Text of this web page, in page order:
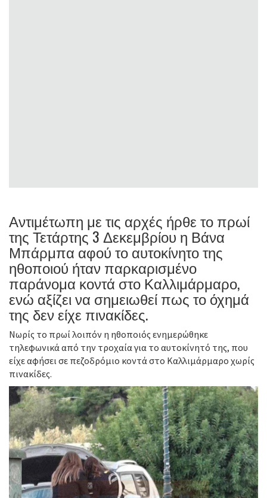
Αντιμέτωπη με τις αρχές ήρθε το πρωί
της Τετάρτης 3 Δεκεμβρίου η Βάνα
Μπάρμπα αφού το αυτοκίνητο της
ηθοποιού ήταν παρκαρισμένο
παράνομα κοντά στο Καλλιμάρμαρο,
ενώ αξίζει να σημειωθεί πως το όχημά
της δεν είχε πινακίδες.
Νωρίς το πρωί λοιπόν η ηθοποιός ενημερώθηκε
τηλεφωνικά από την τροχαία για το αυτοκίνητό της, που
είχε αφήσει σε πεζοδρόμιο κοντά στο Καλλιμάρμαρο χωρίς
πινακίδες.